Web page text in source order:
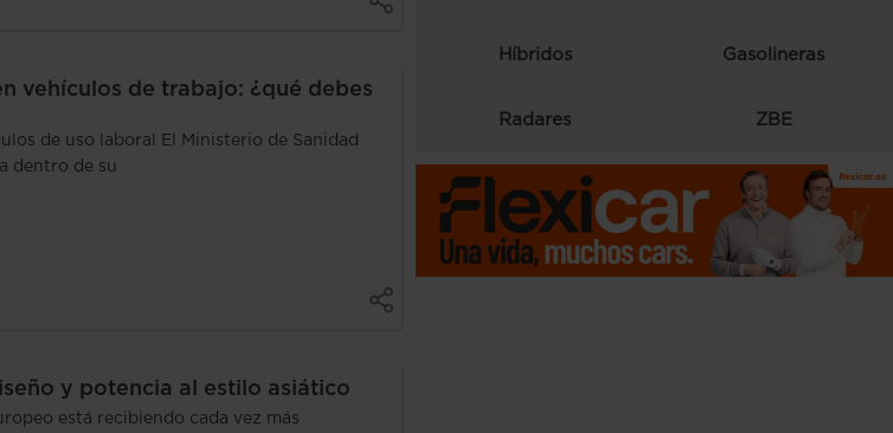
vehículos de trabajo: ¿qué debes
de uso laboral El Ministerio de Sanidad
dentro de su
y potencia al estilo asiático
está recibiendo cada vez más
Híbridos Gasolineras
Radares ZBE